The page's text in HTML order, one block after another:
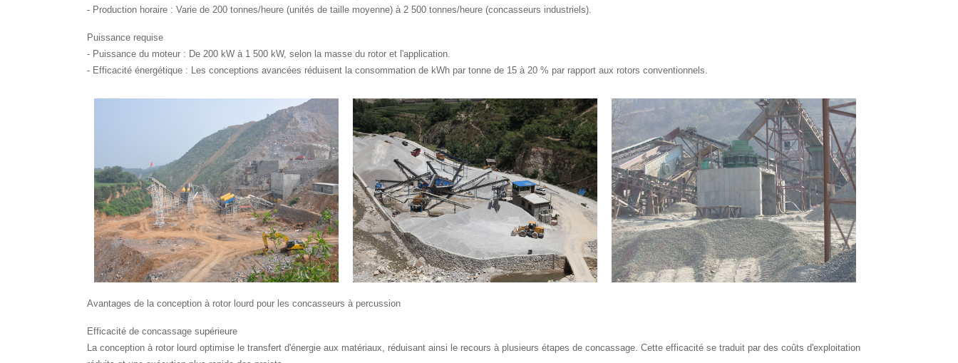
- Production horaire : Varie de 200 tonnes/heure (unités de taille moyenne) à 2 500 tonnes/heure (concasseurs industriels).
Puissance requise
- Puissance du moteur : De 200 kW à 1 500 kW, selon la masse du rotor et l'application.
- Efficacité énergétique : Les conceptions avancées réduisent la consommation de kWh par tonne de 15 à 20 % par rapport aux rotors conventionnels.
Avantages de la conception à rotor lourd pour les concasseurs à percussion
Efficacité de concassage supérieure
La conception à rotor lourd optimise le transfert d'énergie aux matériaux, réduisant ainsi le recours à plusieurs étapes de concassage. Cette efficacité se traduit par des coûts d'exploitation